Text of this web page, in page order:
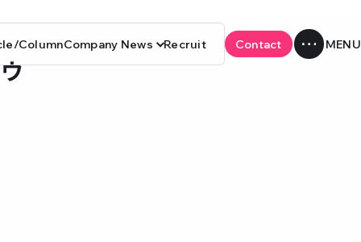
ColumnCompany News Recruit Contact